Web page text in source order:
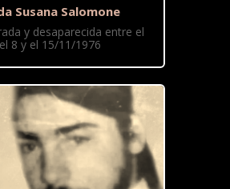
Susana Salomone
y desaparecida entre el
el 8 y el 15/11/1976